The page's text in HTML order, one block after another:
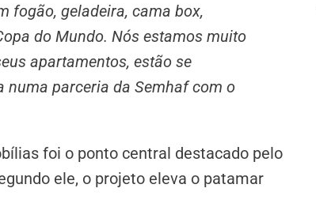
fogão, geladeira, cama box,
do Mundo. Nós estamos muito
apartamentos, estão se
numa parceria da Semhaf com o
foi o ponto central destacado pelo
ele, o projeto eleva o patamar